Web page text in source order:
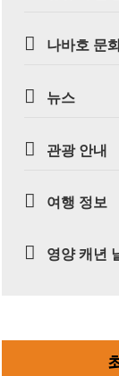
나바호 문
뉴스
관광 안내
여행 정보
영양 캐년